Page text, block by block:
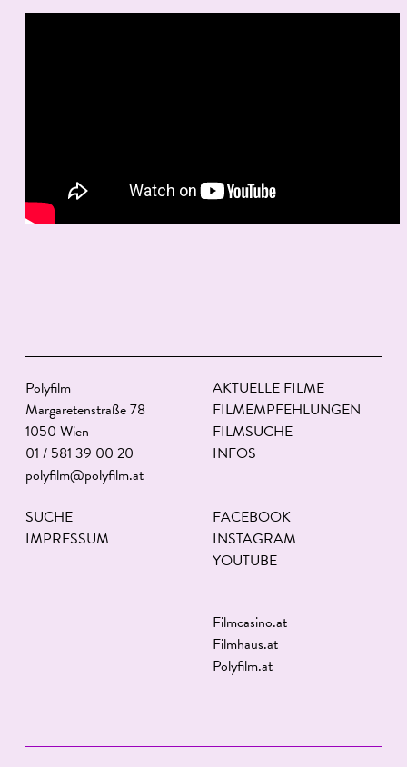
Polyfilm
Margaretenstraße 78
1050 Wien
01 / 581 39 00 20
polyfilm@polyfilm.at
AKTUELLE FILME
FILMEMPFEHLUNGEN
FILMSUCHE
INFOS
SUCHE
IMPRESSUM
FACEBOOK
INSTAGRAM
YOUTUBE
Filmcasino.at
Filmhaus.at
Polyfilm.at